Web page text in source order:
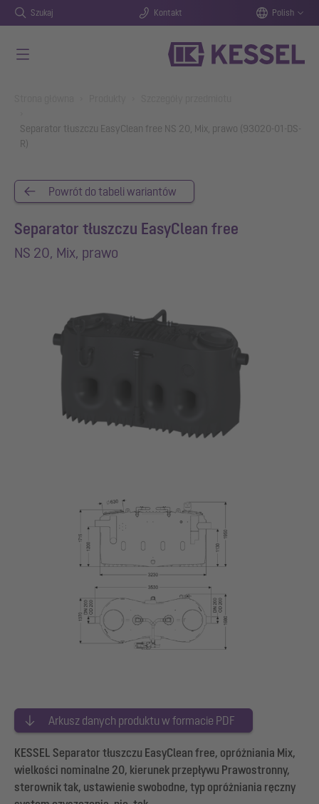
Szukaj Kontakt Polish
Separator tłuszczu EasyClean free NS 20, Mix, prawo (93020-01-DS-
R)
Powrót do tabeli wariantów
Separator tłuszczu EasyClean free
NS 20, Mix, prawo
Arkusz danych produktu w formacie PDF
KESSEL Separator tłuszczu EasyClean free, opróżniania Mix,
wielkości nominalne 20, kierunek przepływu Prawostronny,
sterownik tak, ustawienie swobodne, typ opróżniania ręczny